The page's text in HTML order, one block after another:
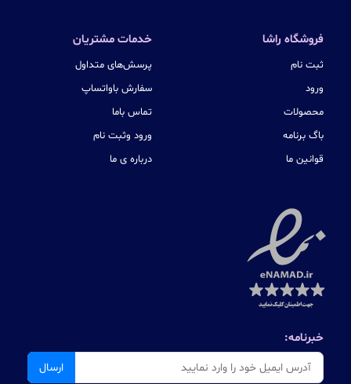
فروشگاه راشا
ثبت نام
ورود
محصولات
باگ برنامه
قوانین ما
خدمات مشتریان
پرسش‌های متداول
سفارش باواتساپ
تماس باما
ورود وثبت نام
درباره ی ما
خبرنامه:
ارسال